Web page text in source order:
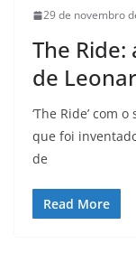
29 de novembro
The
de
‘The Ride’ com
que foi
de
Read More